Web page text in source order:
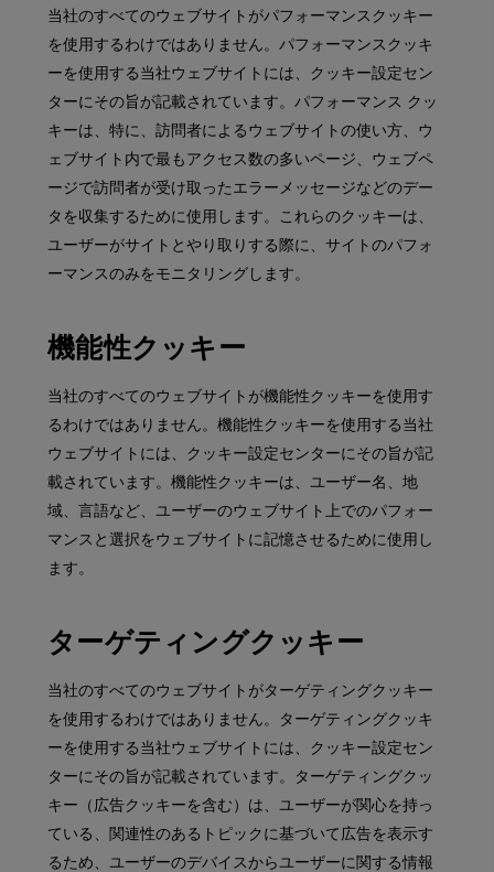
当社のすべてのウェブサイトがパフォーマンスクッキー
を使用するわけではありません。パフォーマンスクッキ
ーを使用する当社ウェブサイトには、クッキー設定セン
ターにその旨が記載されています。パフォーマンス クッ
キーは、特に、訪問者によるウェブサイトの使い方、ウ
ェブサイト内で最もアクセス数の多いページ、ウェブペ
ージで訪問者が受け取ったエラーメッセージなどのデー
タを収集するために使用します。これらのクッキーは、
ユーザーがサイトとやり取りする際に、サイトのパフォ
ーマンスのみをモニタリングします。
機能性クッキー
当社のすべてのウェブサイトが機能性クッキーを使用す
るわけではありません。機能性クッキーを使用する当社
ウェブサイトには、クッキー設定センターにその旨が記
載されています。機能性クッキーは、ユーザー名、地
域、言語など、ユーザーのウェブサイト上でのパフォー
マンスと選択をウェブサイトに記憶させるために使用し
ます。
ターゲティングクッキー
当社のすべてのウェブサイトがターゲティングクッキー
を使用するわけではありません。ターゲティングクッキ
ーを使用する当社ウェブサイトには、クッキー設定セン
ターにその旨が記載されています。ターゲティングクッ
キー（広告クッキーを含む）は、ユーザーが関心を持っ
ている、関連性のあるトピックに基づいて広告を表示す
るため、ユーザーのデバイスからユーザーに関する情報